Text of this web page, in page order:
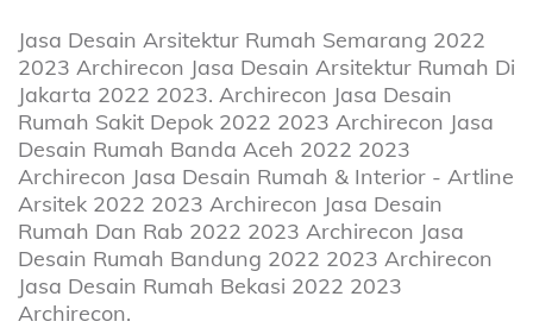
Jasa Desain Arsitektur Rumah Semarang 2022
2023 Archirecon Jasa Desain Arsitektur Rumah Di
Jakarta 2022 2023. Archirecon Jasa Desain
Rumah Sakit Depok 2022 2023 Archirecon Jasa
Desain Rumah Banda Aceh 2022 2023
Archirecon Jasa Desain Rumah & Interior - Artline
Arsitek 2022 2023 Archirecon Jasa Desain
Rumah Dan Rab 2022 2023 Archirecon Jasa
Desain Rumah Bandung 2022 2023 Archirecon
Jasa Desain Rumah Bekasi 2022 2023
Archirecon.